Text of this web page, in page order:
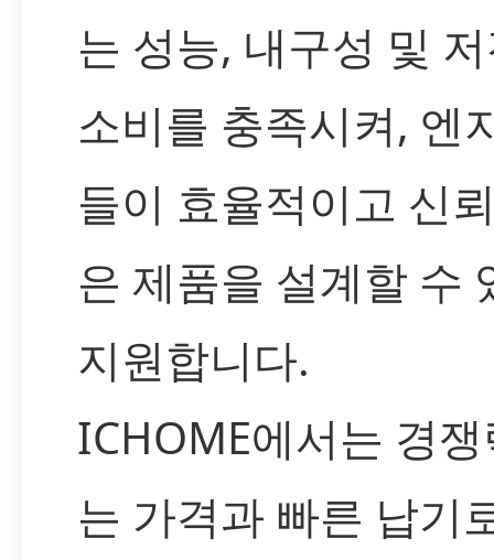
는 성능, 내구성 및
소비를 충족시켜, 엔
들이 효율적이고 신
은 제품을 설계할 수
지원합니다.
ICHOME에서는 경
는 가격과 빠른 납기